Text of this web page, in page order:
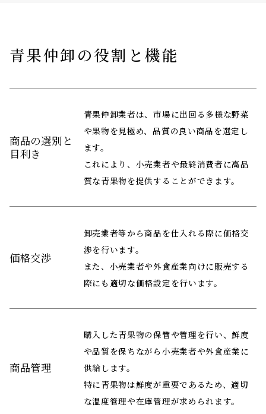
青果仲卸の役割と機能
商品の選別と
目利き
青果仲卸業者は、市場に出回る多様な野菜
や果物を見極め、品質の良い商品を選定し
ます。
これにより、小売業者や最終消費者に高品
質な青果物を提供することができます。
価格交渉
卸売業者等から商品を仕入れる際に価格交
渉を行います。
また、小売業者や外食産業向けに販売する
際にも適切な価格設定を行います。
商品管理
購入した青果物の保管や管理を行い、鮮度
や品質を保ちながら小売業者や外食産業に
供給します。
特に青果物は鮮度が重要であるため、適切
な温度管理や在庫管理が求められます。